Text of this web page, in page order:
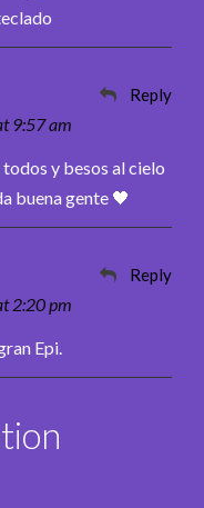
9:57 am
Reply
y besos al cielo
buena gente 🖤
2:20 pm
Reply
Epi.